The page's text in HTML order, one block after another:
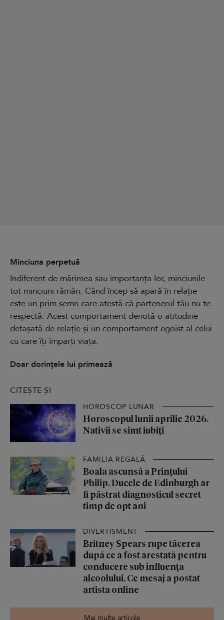
Minciuna perpetuă
Indiferent de mărimea sau importanța lor, minciunile
tot minciuni rămân. Când încep să apară în relație
este un prim semn care atestă că partenerul tău nu te
respectă. Acest comportament denotă o atitudine
detașată de relație și un comportament egoist al celui
cu care îți împarți viața.
Doar dorințele lui primează
CITEȘTE ȘI
HOROSCOP LUNAR
Horoscopul lunii aprilie 2026.
Nativii se simt iubiți
FAMILIA REGALĂ
Boala ascunsă a Prințului
Philip. Ducele de Edinburgh ar
fi păstrat diagnosticul secret
timp de opt ani
DIVERTISMENT
Britney Spears rupe tăcerea
după ce a fost arestată pentru
conducere sub influența
alcoolului. Ce mesaj a postat
artista online
Mai multe articole